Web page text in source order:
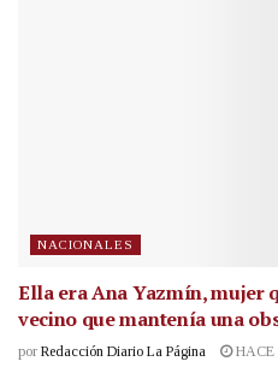
NACIONALES
Ella era Ana Yazmín, mujer
vecino que mantenía una
por Redacción Diario La Página HACE